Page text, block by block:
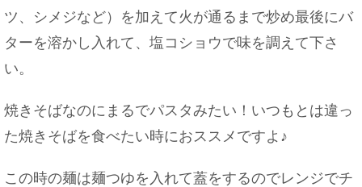
ツ、シメジなど）を加えて火が通るまで炒め最後にバ
ターを溶かし入れて、塩コショウで味を調えて下さ
い。
焼きそばなのにまるでパスタみたい！いつもとは違っ
た焼きそばを食べたい時におススメですよ♪
この時の麺は麺つゆを入れて蓋をするのでレンジでチ